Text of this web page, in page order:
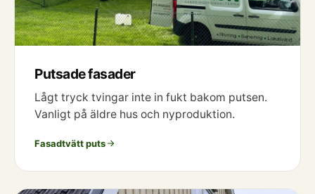
Putsade fasader
Lågt tryck tvingar inte in fukt bakom putsen.
Vanligt på äldre hus och nyproduktion.
Fasadtvätt puts